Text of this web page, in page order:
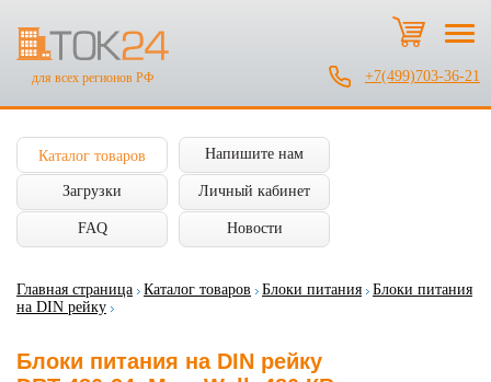
для всех регионов РФ +7(499)703-36-21
Каталог товаров Напишите нам
Загрузки Личный кабинет
FAQ Новости
Главная страница Каталог товаров Блоки питания
Блоки питания
на DIN рейку
Блоки питания на DIN рейку